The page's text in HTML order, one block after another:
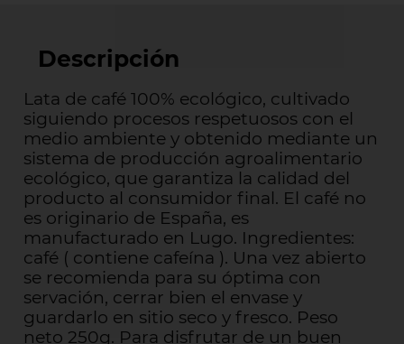
Descripción
Lata de café 100% ecológico, cultivado
siguiendo procesos respetuosos con el
medio ambiente y obtenido mediante un
sistema de producción agroalimentario
ecológico, que garantiza la calidad del
producto al consumidor final. El café no
es originario de España, es
manufacturado en Lugo. Ingredientes:
café ( contiene cafeína ). Una vez abierto
se recomienda para su óptima con
servación, cerrar bien el envase y
guardarlo en sitio seco y fresco. Peso
neto 250g. Para disfrutar de un buen